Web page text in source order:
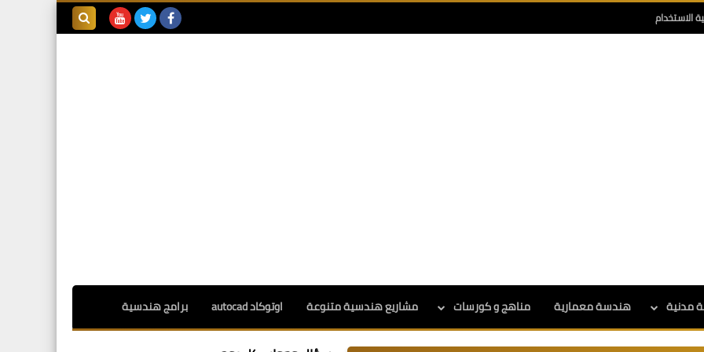
الاستخدام
مدنية هندسة معمارية مناهج و كورسات مشاريع هندسية متنوعة اوتوكاد autocad برامج هندسية